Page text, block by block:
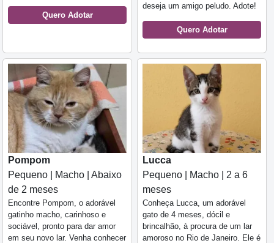
Quero Adotar
deseja um amigo peludo. Adote!
Quero Adotar
Pompom
Pequeno | Macho | Abaixo
de 2 meses
Encontre Pompom, o adorável
gatinho macho, carinhoso e
sociável, pronto para dar amor
em seu novo lar. Venha conhecer
Lucca
Pequeno | Macho | 2 a 6
meses
Conheça Lucca, um adorável
gato de 4 meses, dócil e
brincalhão, à procura de um lar
amoroso no Rio de Janeiro. Ele é